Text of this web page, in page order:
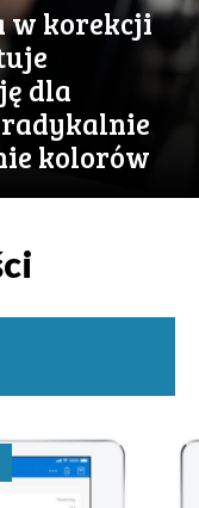
w korekcji
dla
radykalnie
kolorów